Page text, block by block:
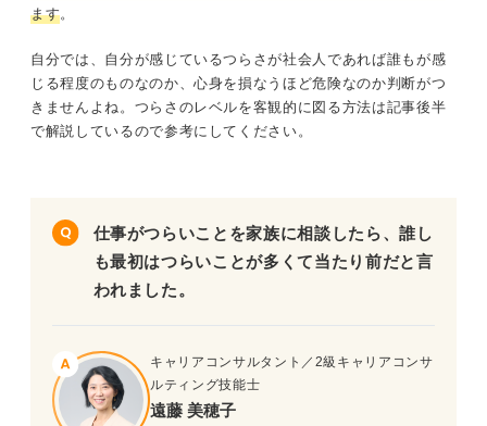
ます。
自分では、自分が感じているつらさが社会人であれば誰もが感
じる程度のものなのか、心身を損なうほど危険なのか判断がつ
きませんよね。つらさのレベルを客観的に図る方法は記事後半
で解説しているので参考にしてください。
仕事がつらいことを家族に相談したら、誰し
も最初はつらいことが多くて当たり前だと言
われました。
キャリアコンサルタント／2級キャリアコンサ
ルティング技能士
遠藤 美穂子